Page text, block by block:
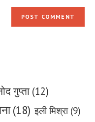
गुप्ता (12)
(18) इली मिश्रा (9)